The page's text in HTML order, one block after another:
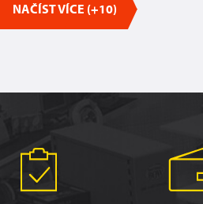
NAČÍST VÍCE (+10)